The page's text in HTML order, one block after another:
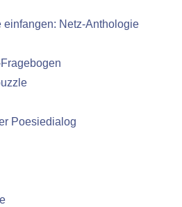
einfangen: Netz-Anthologie
Poesiedialog